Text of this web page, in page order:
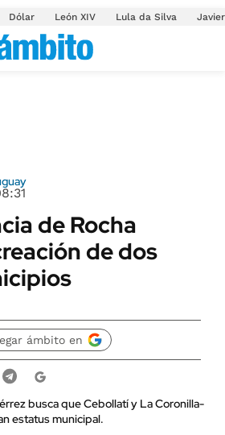
Dólar León XIV Lula da Silva
de Rocha
de dos
ámbito en
busca que Cebollatí y La Coronilla-
estatus municipal.